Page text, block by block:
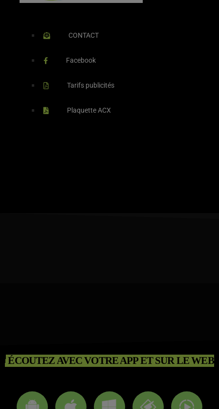
CONTACT
Facebook
Tarifs publicités
Plaquette ACX
ÉCOUTEZ AVEC VOTRE APP ET SUR LE WEB